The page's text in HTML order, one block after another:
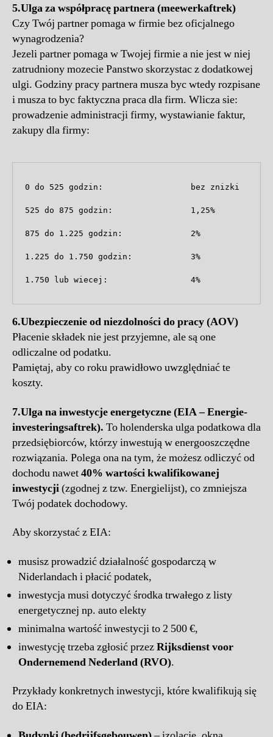
5.Ulga za współpracę partnera (meewerkaftrek)
Czy Twój partner pomaga w firmie bez oficjalnego
wynagrodzenia?
Jezeli partner pomaga w Twojej firmie a nie jest w niej
zatrudniony mozecie Panstwo skorzystac z dodatkowej
ulgi. Godziny pracy partnera musza byc wtedy rozpisane
i musza to byc faktyczna praca dla firm. Wlicza sie:
prowadzenie administracji firmy, wystawianie faktur,
zakupy dla firmy:
0 do 525 godzin:                  bez znizki
525 do 875 godzin:                1,25%
875 do 1.225 godzin:              2%
1.225 do 1.750 godzin:            3%
1.750 lub wiecej:                 4%
6.Ubezpieczenie od niezdolności do pracy (AOV)
Płacenie składek nie jest przyjemne, ale są one
odliczalne od podatku.
Pamiętaj, aby co roku prawidłowo uwzględniać te
koszty.
7.Ulga na inwestycje energetyczne (EIA – Energie-
investeringsaftrek). To holenderska ulga podatkowa dla
przedsiębiorców, którzy inwestują w energooszczędne
rozwiązania. Polega ona na tym, że możesz odliczyć od
dochodu nawet40% wartości kwalifikowanej
inwestycji(zgodnej z tzw. Energielijst), co zmniejsza
Twój podatek dochodowy.
Aby skorzystać z EIA:
musisz prowadzić działalność gospodarczą w
Niderlandach i płacić podatek,
inwestycja musi dotyczyć środka trwałego z listy
energetycznej np. auto elekty
minimalna wartość inwestycji to 2 500 €,
inwestycję trzeba zgłosić przezRijksdienst voor
Ondernemend Nederland (RVO).
Przykłady konkretnych inwestycji, które kwalifikują się
do EIA: